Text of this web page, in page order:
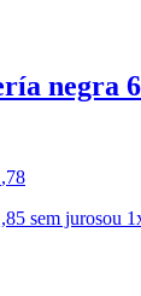
negra
,78
sem jurosou 1